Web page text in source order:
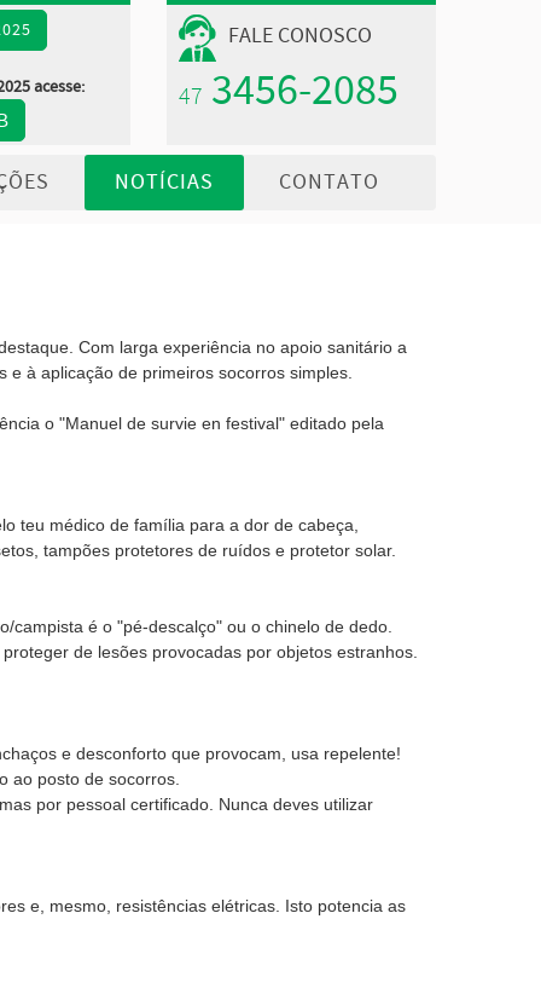
acesse:
FALE CONOSCO
47 3456-2085
NOTÍCIAS CONTATO
Com larga experiência no apoio sanitário a
e à aplicação de primeiros socorros simples.
o "Manuel de survie en festival" editado pela
teu médico de família para a dor de cabeça,
tampões protetores de ruídos e protetor solar.
é o "pé-descalço" ou o chinelo de dedo.
de lesões provocadas por objetos estranhos.
e desconforto que provocam, usa repelente!
ao posto de socorros.
por pessoal certificado. Nunca deves utilizar
e, mesmo, resistências elétricas. Isto potencia as